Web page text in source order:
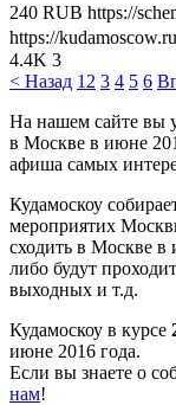
240 RUB https://
https://
4.4K 3
< Назад 1 2 3 4 5 6
На нашем сайте вы
в Москве в июне
афиша самых
Кудамоскоу
мероприятих
сходить в Москве в
либо будут
выходных и т.д.
Кудамоскоу в курсе
июне 2016 года.
Если вы знаете о
нам!